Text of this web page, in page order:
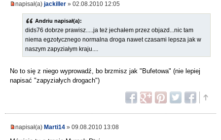
napisał(a) jackiller » 02.08.2010 12:05
Andriu napisał(a):
dids76 dobrze prawisz.....ja też jechałem przez objazd...nic tam
niema egzotycznego normalna droga nawet czasami lepsza jak w
naszym zapyziałym kraju....
No to się z niego wyprowadź, bo brzmisz jak "Bufetowa" (nie lepiej
napisać "zapyziałych drogach")
napisał(a) Marti14 » 09.08.2010 13:08